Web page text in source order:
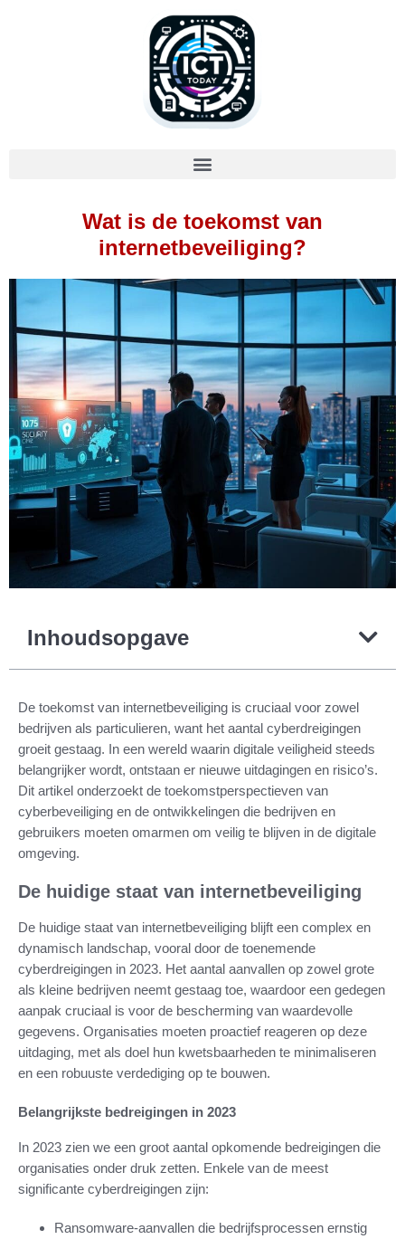
Wat is de toekomst van
internetbeveiliging?
Inhoudsopgave
De toekomst van internetbeveiliging is cruciaal voor zowel
bedrijven als particulieren, want het aantal cyberdreigingen
groeit gestaag. In een wereld waarin digitale veiligheid steeds
belangrijker wordt, ontstaan er nieuwe uitdagingen en risico’s.
Dit artikel onderzoekt de toekomstperspectieven van
cyberbeveiliging en de ontwikkelingen die bedrijven en
gebruikers moeten omarmen om veilig te blijven in de digitale
omgeving.
De huidige staat van internetbeveiliging
De huidige staat van internetbeveiliging blijft een complex en
dynamisch landschap, vooral door de toenemende
cyberdreigingen in 2023. Het aantal aanvallen op zowel grote
als kleine bedrijven neemt gestaag toe, waardoor een gedegen
aanpak cruciaal is voor de bescherming van waardevolle
gegevens. Organisaties moeten proactief reageren op deze
uitdaging, met als doel hun kwetsbaarheden te minimaliseren
en een robuuste verdediging op te bouwen.
Belangrijkste bedreigingen in 2023
In 2023 zien we een groot aantal opkomende bedreigingen die
organisaties onder druk zetten. Enkele van de meest
significante cyberdreigingen zijn:
Ransomware-aanvallen die bedrijfsprocessen ernstig